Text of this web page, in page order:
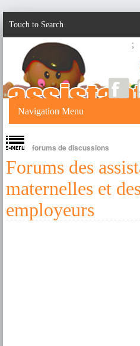
Touch to Search
;
Navigation Menu
forums de discussions
Forums des
maternelles et
employeurs